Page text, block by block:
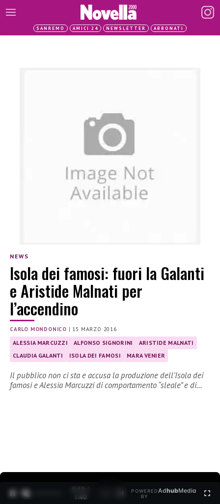
SANREMO AMICI 24 NEWSLETTER ABBONATI
NEWS
Isola dei famosi: fuori la Galanti
e Aristide Malnati per
l’accendino
CARLO MONDONICO | 15 MARZO 2016
ALESSIA MARCUZZI ALFONSO SIGNORINI
ARISTIDE MALNATI
CLAUDIA GALANTI
ISOLA DEI FAMOSI MARA VENIER
Il pubblico non ci sta e accusa la produzione dell’Isola dei
famosi e Alessia Marcuzzi di comportamento “sleale” e di…
0:12 /
1:40
POWERED
BY
AdhubMedia